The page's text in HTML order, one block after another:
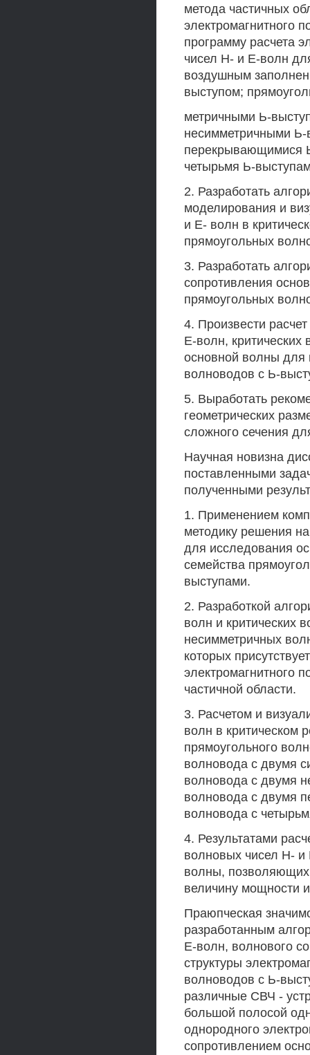
метода частичных
электромагнитного
программу расчета
чисел Н- и Е-волн
воздушным
выступом;
метричными Ь-
несимметричными Ь-
перекрывающимися
четырьмя Ь-
2. Разработать
моделирования и
и Е- волн в
прямоугольных
3. Разработать
сопротивления
прямоугольных
4. Произвести
Е-волн,
основной волны для
волноводов с Ь-
5. Выработать
геометрических
сложного сечения
Научная новизна
поставленными
полученными
1. Применением
методику решения
для исследования
семейства
выступами.
2. Разработкой
волн и критических
несимметричных
которых
электромагнитного
частичной области.
3. Расчетом и
волн в критическом
прямоугольного
волновода с двумя
волновода с двумя
волновода с двумя
волновода с
4. Результатами
волновых чисел Н- и
волны, позволяющих
величину мощности
Праюпческая
разработанным
Е-волн, волнового
структуры
волноводов с Ь-
различные СВЧ -
большой полосой
однородного
сопротивлением